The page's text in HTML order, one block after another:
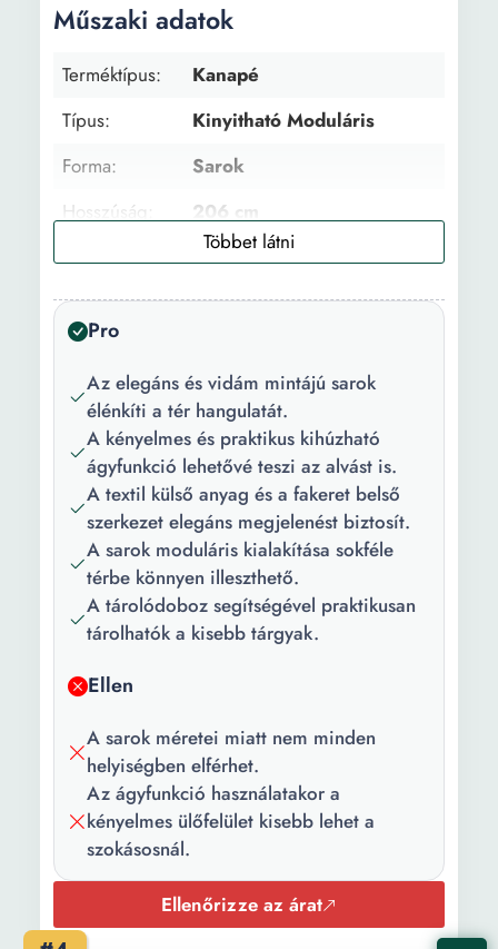
Műszaki adatok
Terméktípus:
Kanapé
Típus:
Kinyitható Moduláris
Forma:
Sarok
Hosszúság:
206 cm
Szélesség:
130 cm
Szín:
Barna Bézs
Helyek száma:
Főbb
jellemzők:
nyitható Megfordítható
Moduláris Ágyneműtartó
Használat:
Nappali
Kárpít anyag:
Textil
Váz anyaga:
Fa
Ülés
szerkezete:
Poliuretán hab Forgácslap
Ülésszélesség:
Karok száma:
A hátsó párnák
száma:
2
Háttámla
Tárolás helye:
Láda
Pro
Az elegáns és vidám mintájú sarok
élénkíti a tér hangulatát.
A kényelmes és praktikus kihúzható
ágyfunkció lehetővé teszi az alvást is.
A textil külső anyag és a fakeret belső
szerkezet elegáns megjelenést biztosít.
A sarok moduláris kialakítása sokféle
térbe könnyen illeszthető.
A tárolódoboz segítségével praktikusan
tárolhatók a kisebb tárgyak.
Ellen
A sarok méretei miatt nem minden
helyiségben elférhet.
Az ágyfunkció használatakor a
kényelmes ülőfelület kisebb lehet a
szokásosnál.
Ellenőrizze az árat